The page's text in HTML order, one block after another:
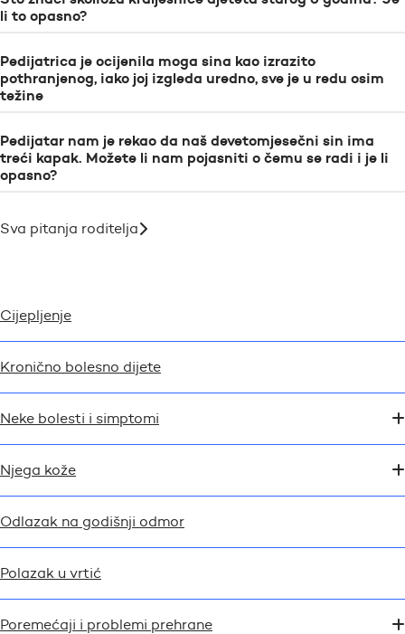
li to opasno?
Pedijatrica je ocijenila moga sina kao izrazito
pothranjenog, iako joj izgleda uredno, sve je u redu osim
težine
Pedijatar nam je rekao da naš devetomjesečni sin ima
treći kapak. Možete li nam pojasniti o čemu se radi i je li
opasno?
Sva pitanja roditelja
Cijepljenje
Kronično bolesno dijete
Neke bolesti i simptomi
Njega kože
Odlazak na godišnji odmor
Polazak u vrtić
Poremećaji i problemi prehrane